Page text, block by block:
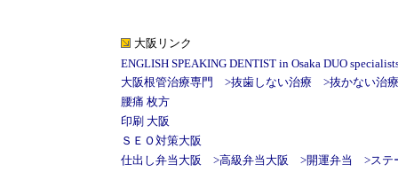
大阪リンク
ENGLISH SPEAKING DENTIST in Osaka DUO
大阪根管治療専門
>抜歯しない治療 >抜かない治療
腰痛 枚方
印刷 大阪
ＳＥＯ対策大阪
仕出し弁当大阪 >高級弁当大阪 >開運弁当 >ステ